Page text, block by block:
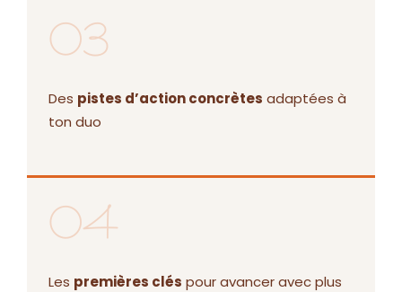
03
Des pistes d’action concrètes adaptées à
ton duo
04
Les premières clés pour avancer avec plus